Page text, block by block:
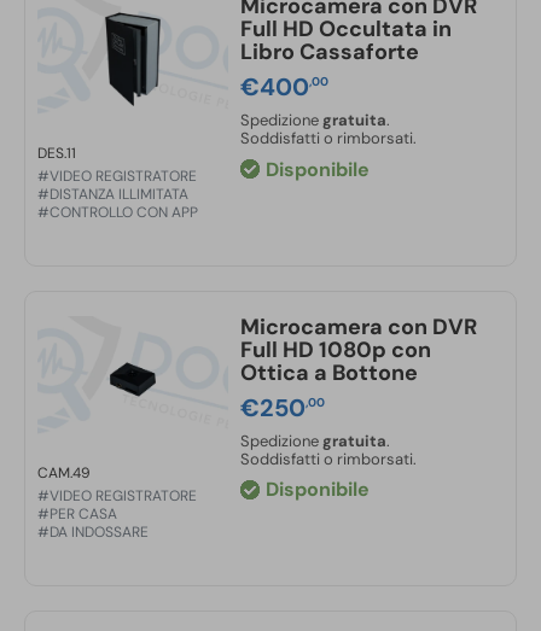
DES.11
#VIDEO REGISTRATORE
#DISTANZA ILLIMITATA
#CONTROLLO CON APP
Microcamera con DVR
Full HD Occultata in
Libro Cassaforte
€400,00
Spedizione gratuita.
Soddisfatti o rimborsati.
Disponibile
CAM.49
#VIDEO REGISTRATORE
#PER CASA
#DA INDOSSARE
Microcamera con DVR
Full HD 1080p con
Ottica a Bottone
€250,00
Spedizione gratuita.
Soddisfatti o rimborsati.
Disponibile